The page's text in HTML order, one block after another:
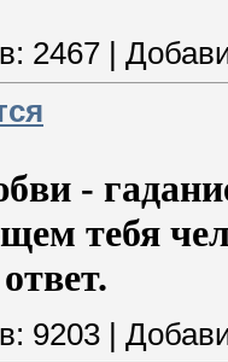
2467
-
тебя
9203